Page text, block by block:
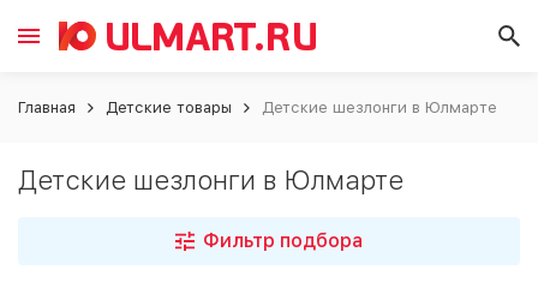
Главная Детские товары Детские шезлонги в Юлмарте
Детские шезлонги в Юлмарте
Фильтр подбора